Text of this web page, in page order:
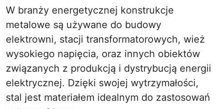
W branży energetycznej konstrukcje
metalowe są używane do budowy
elektrowni, stacji transformatorowych, wież
wysokiego napięcia, oraz innych obiektów
związanych z produkcją i dystrybucją energii
elektrycznej. Dzięki swojej wytrzymałości,
stal jest materiałem idealnym do zastosowań